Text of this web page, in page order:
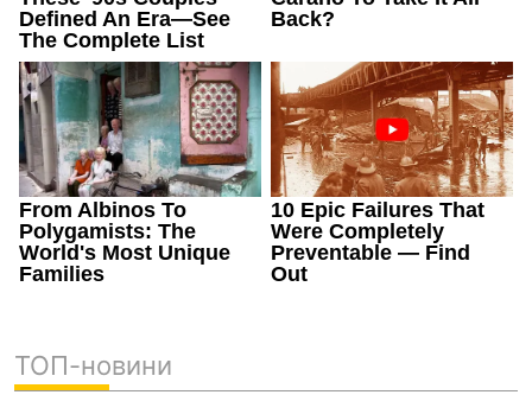
ТОП-новини